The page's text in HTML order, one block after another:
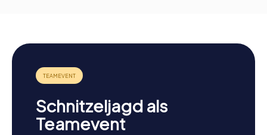
Schnitzeljagd als
Teamevent